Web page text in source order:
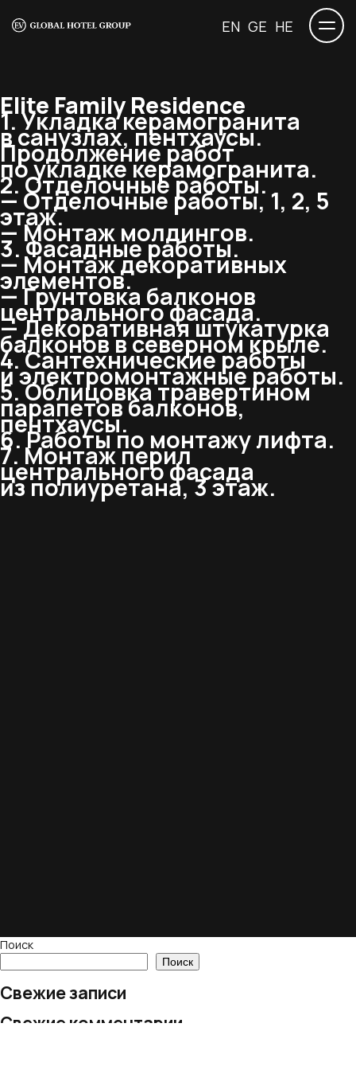
EN GE HE
Elite Family Residence
1. Укладка керамогранита
в санузлах, пентхаусы.
Продолжение работ
по укладке керамогранита.
2. Отделочные работы.
— Отделочные работы, 1, 2, 5
этаж.
— Монтаж молдингов.
3. Фасадные работы.
— Монтаж декоративных
элементов.
— Грунтовка балконов
центрального фасада.
— Декоративная штукатурка
балконов в северном крыле.
4. Сантехнические работы
и электромонтажные работы.
5. Облицовка травертином
парапетов балконов,
пентхаусы.
6. Работы по монтажу лифта.
7. Монтаж перил
центрального фасада
из полиуретана, 3 этаж.
Поиск
Поиск
Свежие записи
Свежие комментарии